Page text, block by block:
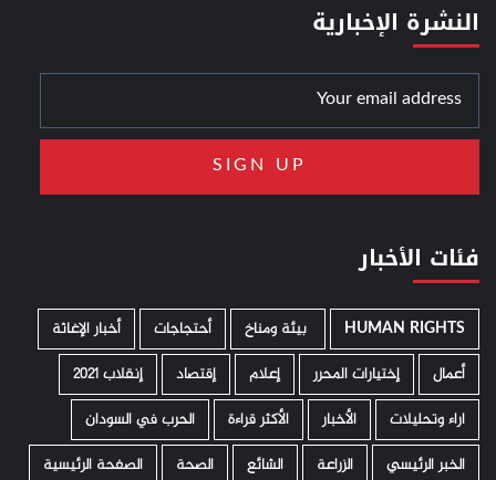
النشرة الإخبارية
فئات الأخبار
HUMAN RIGHTS ­ بيئة ومناخ أحتجاجات
أخبار الإغاثة
أعمال
إختيارات المحرر إعلام إقتصاد
إنقلاب 2021
اراء وتحليلات
الأخبار الأكثر قراءة
الحرب في السودان
الخبر الرئيسي
الزراعة الشائع الصحة
الصفحة الرئيسية